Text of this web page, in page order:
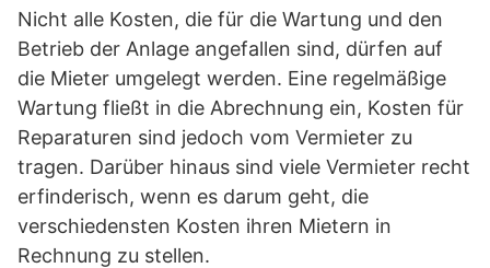
Nicht alle Kosten, die für die Wartung und den
Betrieb der Anlage angefallen sind, dürfen auf
die Mieter umgelegt werden. Eine regelmäßige
Wartung fließt in die Abrechnung ein, Kosten für
Reparaturen sind jedoch vom Vermieter zu
tragen. Darüber hinaus sind viele Vermieter recht
erfinderisch, wenn es darum geht, die
verschiedensten Kosten ihren Mietern in
Rechnung zu stellen.